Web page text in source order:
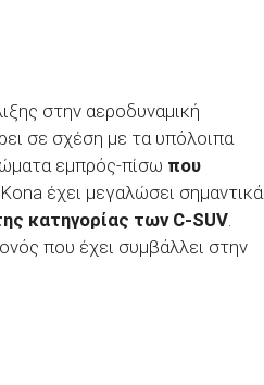
στην αεροδυναμική
σε σχέση με τα υπόλοιπα
εμπρός-πίσω που
έχει μεγαλώσει σημαντικά
κατηγορίας των C-SUV.
που έχει συμβάλλει στην